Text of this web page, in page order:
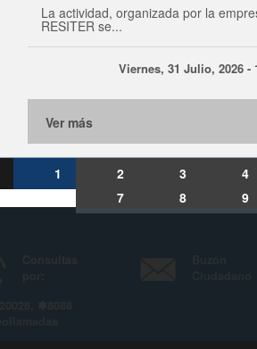
La actividad, organizada por la
RESITER se...
Viernes, 31 Julio, 2026 -
Ver más
1 2 3 4
7
8 9